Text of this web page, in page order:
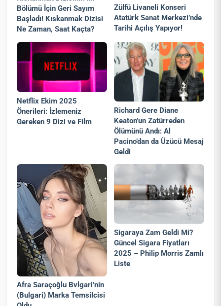
Bölümü İçin Geri Sayım
Başladı! Kıskanmak Dizisi
Ne Zaman, Saat Kaçta?
Zülfü Livaneli Konseri
Atatürk Sanat Merkezi’nde
Tarihi Açılış Yapıyor!
Netflix Ekim 2025
Önerileri: İzlemeniz
Gereken 9 Dizi ve Film
Richard Gere Diane
Keaton’un Zatürreden
Ölümünü Andı: Al
Pacino’dan da Üzücü Mesaj
Geldi
Afra Saraçoğlu Bvlgari’nin
(Bulgari) Marka Temsilcisi
Sigaraya Zam Geldi Mi?
Güncel Sigara Fiyatları
2025 – Philip Morris Zamlı
Liste